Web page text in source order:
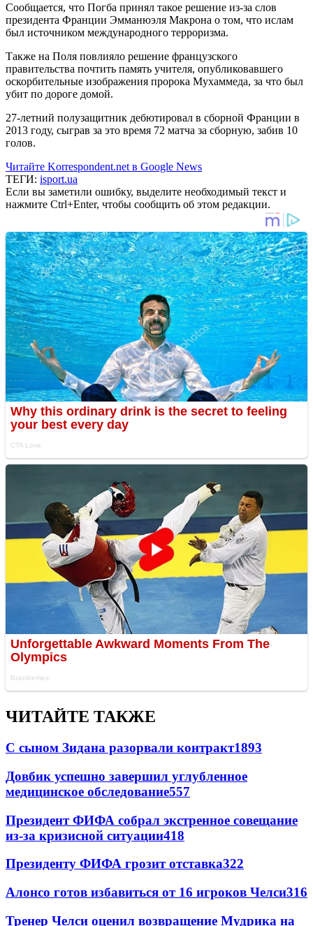
Сообщается, что Погба принял такое решение из-за слов
президента Франции Эмманюэля Макрона о том, что ислам
был источником международного терроризма.
Также на Поля повлияло решение французского
правительства почтить память учителя, опубликовавшего
оскорбительные изображения пророка Мухаммеда, за что был
убит по дороге домой.
27-летний полузащитник дебютировал в сборной Франции в
2013 году, сыграв за это время 72 матча за сборную, забив 10
голов.
Читайте Korrespondent.net в Google News
ТЕГИ: isport.ua
Если вы заметили ошибку, выделите необходимый текст и
нажмите Ctrl+Enter, чтобы сообщить об этом редакции.
ЧИТАЙТЕ ТАКЖЕ
С сыном Зидана разорвали контракт1893
Довбик успешно завершил углубленное
медицинское обследование557
Президент ФИФА собрал экстренное совещание
из-за кризисной ситуации418
Президенту ФИФА грозит отставка322
Алонсо готов избавиться от 16 игроков Челси316
Тренер Челси оценил возвращение Мудрика на